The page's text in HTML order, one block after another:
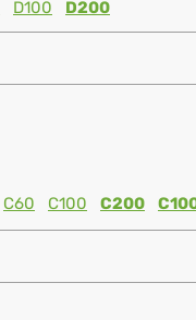
D100 D200
C60 C100 C200